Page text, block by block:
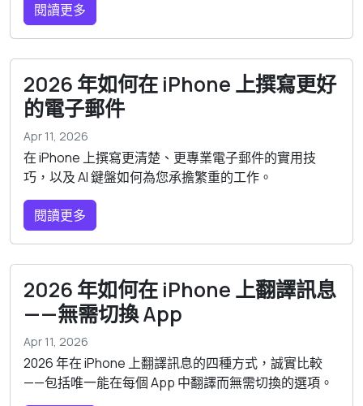
閱讀更多
2026 年如何在 iPhone 上撰寫更好
的電子郵件
Apr 11, 2026
在 iPhone 上撰寫更清楚、更專業電子郵件的實用技
巧，以及 AI 鍵盤如何為您承擔繁重的工作。
閱讀更多
2026 年如何在 iPhone 上翻譯訊息
——無需切換 App
Apr 11, 2026
2026 年在 iPhone 上翻譯訊息的四種方式，誠實比較
——包括唯一能在每個 App 中翻譯而無需切換的選項。